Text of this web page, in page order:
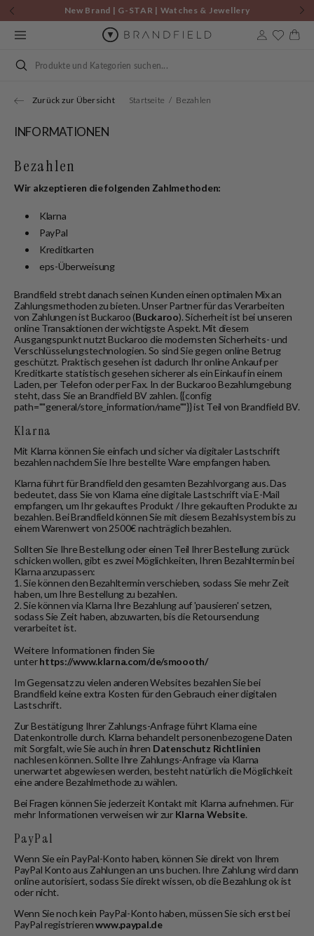
Zum
Inhalt
springen
New Brand | G-STAR | Watches & Jewellery
Suchen
Zurück zur Übersicht Startseite Bezahlen
INFORMATIONEN
Bezahlen
Wir akzeptieren die folgenden Zahlmethoden:
Klarna
PayPal
Kreditkarten
eps-Überweisung
Brandfield strebt danach seinen Kunden einen optimalen Mix an
Zahlungsmethoden zu bieten. Unser Partner für das Verarbeiten
von Zahlungen ist Buckaroo (Buckaroo). Sicherheit ist bei unseren
online Transaktionen der wichtigste Aspekt. Mit diesem
Ausgangspunkt nutzt Buckaroo die modernsten Sicherheits- und
Verschlüsselungstechnologien. So sind Sie gegen online Betrug
geschützt. Praktisch gesehen ist dadurch Ihr online Ankauf per
Kreditkarte statistisch gesehen sicherer als ein Einkauf in einem
Laden, per Telefon oder per Fax. In der Buckaroo Bezahlumgebung
steht, dass Sie an Brandfield BV zahlen. {{config
path=""general/store_information/name""}} ist Teil von Brandfield BV.
Klarna
Mit Klarna können Sie einfach und sicher via digitaler Lastschrift
bezahlen nachdem Sie Ihre bestellte Ware empfangen haben.
Klarna führt für Brandfield den gesamten Bezahlvorgang aus. Das
bedeutet, dass Sie von Klarna eine digitale Lastschrift via E-Mail
empfangen, um Ihr gekauftes Produkt / Ihre gekauften Produkte zu
bezahlen. Bei Brandfield können Sie mit diesem Bezahlsystem bis zu
einem Warenwert von 2500€ nachträglich bezahlen.
Sollten Sie Ihre Bestellung oder einen Teil Ihrer Bestellung zurück
schicken wollen, gibt es zwei Möglichkeiten, Ihren Bezahltermin bei
Klarna anzupassen:
1. Sie können den Bezahltermin verschieben, sodass Sie mehr Zeit
haben, um Ihre Bestellung zu bezahlen.
2. Sie können via Klarna Ihre Bezahlung auf 'pausieren' setzen,
sodass Sie Zeit haben, abzuwarten, bis die Retoursendung
verarbeitet ist.
Weitere Informationen finden Sie
unterhttps://www.klarna.com/de/smoooth/
Im Gegensatz zu vielen anderen Websites bezahlen Sie bei
Brandfield keine extra Kosten für den Gebrauch einer digitalen
Lastschrift.
Zur Bestätigung Ihrer Zahlungs-Anfrage führt Klarna eine
Datenkontrolle durch. Klarna behandelt personenbezogene Daten
mit Sorgfalt, wie Sie auch in ihren Datenschutz Richtlinien
nachlesen können. Sollte Ihre Zahlungs-Anfrage via Klarna
unerwartet abgewiesen werden, besteht natürlich die Möglichkeit
eine andere Bezahlmethode zu wählen.
Bei Fragen können Sie jederzeit Kontakt mit Klarna aufnehmen. Für
mehr Informationen verweisen wir zur Klarna Website.
PayPal
Wenn Sie ein PayPal-Konto haben, können Sie direkt von Ihrem
PayPal Konto aus Zahlungen an uns buchen. Ihre Zahlung wird dann
online autorisiert, sodass Sie direkt wissen, ob die Bezahlung ok ist
oder nicht.
Wenn Sie noch kein PayPal-Konto haben, müssen Sie sich erst bei
PayPal registrierenwww.paypal.de